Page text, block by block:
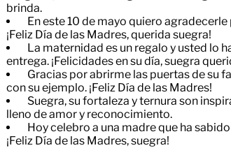
brinda.
En este 10 de mayo quiero
¡Feliz Día de las Madres, querida suegra!
La maternidad es un regalo y usted lo
entrega. ¡Felicidades en su día, suegra
Gracias por abrirme las puertas de su
con su ejemplo. ¡Feliz Día de las Madres!
Suegra, su fortaleza y ternura son
lleno de amor y reconocimiento.
Hoy celebro a una madre que ha
¡Feliz Día de las Madres, suegra!